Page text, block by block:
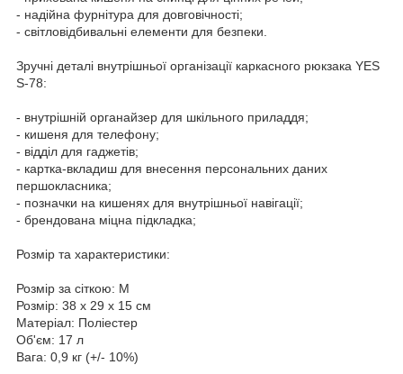
- надійна фурнітура для довговічності;
- світловідбивальні елементи для безпеки.
Зручні деталі внутрішньої організації каркасного рюкзака YES
S-78:
- внутрішній органайзер для шкільного приладдя;
- кишеня для телефону;
- відділ для гаджетів;
- картка-вкладиш для внесення персональних даних
першокласника;
- позначки на кишенях для внутрішньої навігації;
- брендована міцна підкладка;
Розмір та характеристики:
Розмір за сіткою: M
Розмір: 38 х 29 х 15 см
Матеріал: Поліестер
Об'єм: 17 л
Вага: 0,9 кг (+/- 10%)